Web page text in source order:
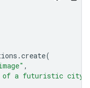
.create(
,
of a futuristic city